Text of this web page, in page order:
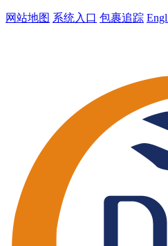
网站地图 系统入口 包裹追踪